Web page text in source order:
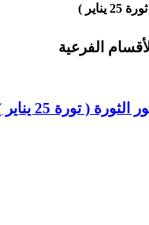
)
الفرعية
( تورة 25 يناير )